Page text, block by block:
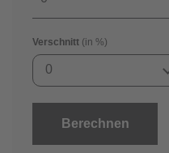
Verschnitt (in %)
0
Berechnen